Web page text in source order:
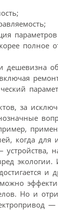
полное
дешевизна
за
когда
устройства,
экологии.
и
Но и
—